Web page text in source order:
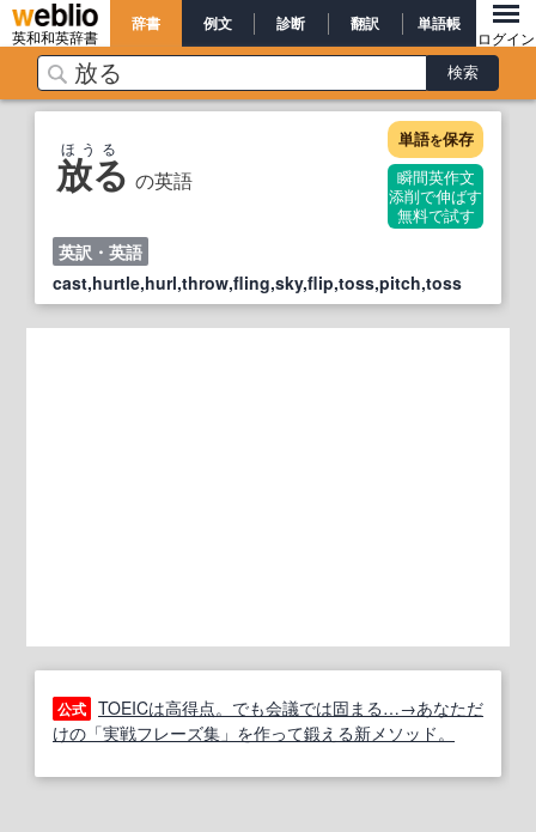
英和和英辞書
辞書 例文 診断 翻訳 単語帳
ログイン
放る の英語
ほうる 単語を保存
瞬間英作文
添削で伸ばす
無料で試す
英訳・英語
cast,hurtle,hurl,throw,fling,sky,flip,toss,pitch,toss
公式 TOEICは高得点。でも会議では固まる…→あなただ
けの「実戦フレーズ集」を作って鍛える新メソッド。